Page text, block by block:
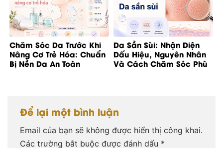
Chăm Sóc Da Trước Khi
Nâng Cơ Trẻ Hóa: Chuẩn
Bị Nền Da An Toàn
Da Sần Sùi: Nhận Diện
Dấu Hiệu, Nguyên Nhân
Và Cách Chăm Sóc Phù
Để lại một bình luận
Email của bạn sẽ không được hiển thị công khai.
Các trường bắt buộc được đánh dấu *